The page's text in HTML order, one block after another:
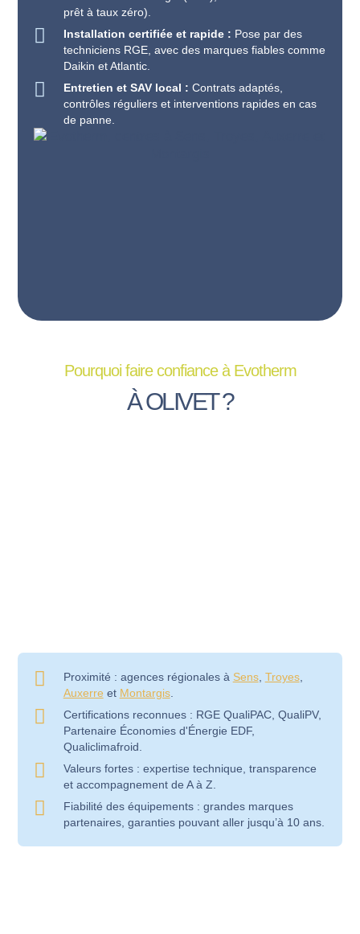
prêt à taux zéro).
Installation certifiée et rapide : Pose par des
techniciens RGE, avec des marques fiables comme
Daikin et Atlantic.
Entretien et SAV local : Contrats adaptés,
contrôles réguliers et interventions rapides en cas
de panne.
Pourquoi faire confiance à Evotherm
À OLIVET ?
Proximité : agences régionales à Sens, Troyes,
Auxerre et Montargis.
Certifications reconnues : RGE QualiPAC, QualiPV,
Partenaire Économies d'Énergie EDF,
Qualiclimafroid.
Valeurs fortes : expertise technique, transparence
et accompagnement de A à Z.
Fiabilité des équipements : grandes marques
partenaires, garanties pouvant aller jusqu’à 10 ans.